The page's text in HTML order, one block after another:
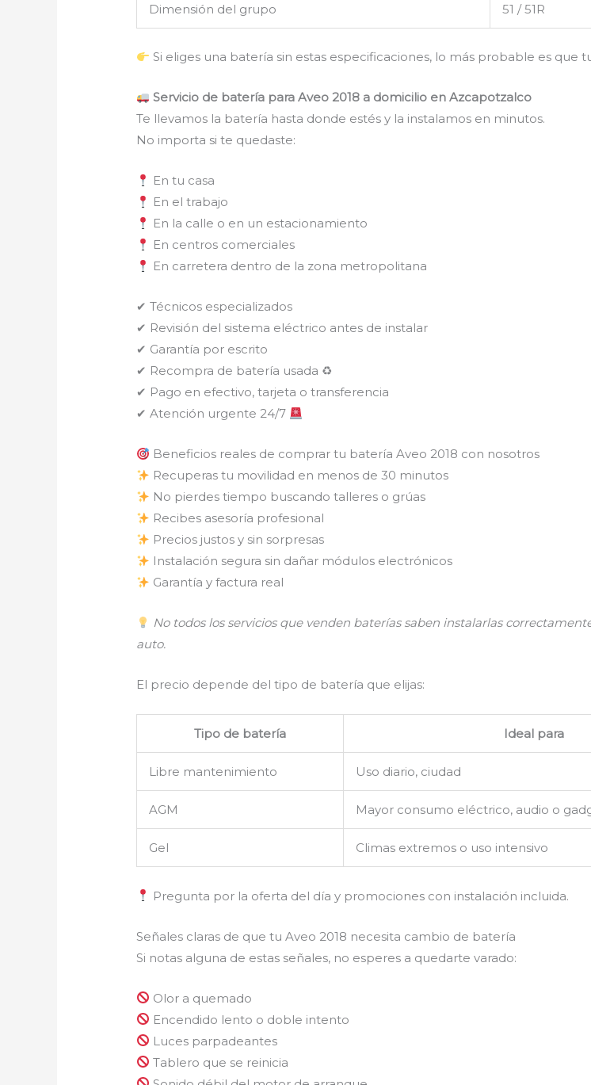
Dimensión del grupo 51 / 51R
Si eliges una batería sin estas especificaciones, lo más probable es que
Servicio de batería para Aveo 2018 a domicilio en Azcapotzalco
Te llevamos la batería hasta donde estés y la instalamos en minutos.
No importa si te quedaste:
En tu casa
En el trabajo
En la calle o en un estacionamiento
En centros comerciales
En carretera dentro de la zona metropolitana
✔ Técnicos especializados
✔ Revisión del sistema eléctrico antes de instalar
✔ Garantía por escrito
✔ Recompra de batería usada ♻
✔ Pago en efectivo, tarjeta o transferencia
✔ Atención urgente 24/7
Beneficios reales de comprar tu batería Aveo 2018 con nosotros
Recuperas tu movilidad en menos de 30 minutos
No pierdes tiempo buscando talleres o grúas
Recibes asesoría profesional
Precios justos y sin sorpresas
Instalación segura sin dañar módulos electrónicos
Garantía y factura real
No todos los servicios que venden baterías saben instalarlas
auto.
El precio depende del tipo de batería que elijas:
Tipo de batería Ideal para
Libre mantenimiento Uso diario, ciudad
AGM Mayor consumo eléctrico, audio o
Gel Climas extremos o uso intensivo
Pregunta por la oferta del día y promociones con instalación incluida.
Señales claras de que tu Aveo 2018 necesita cambio de batería
Si notas alguna de estas señales, no esperes a quedarte varado:
Olor a quemado
Encendido lento o doble intento
Luces parpadeantes
Tablero que se reinicia